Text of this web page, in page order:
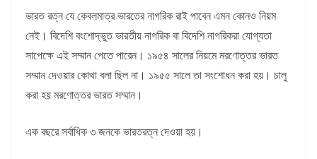
ভারত রত্ন যে কেবলমাত্র ভারতের নাগরিক রাই পাবেন এমন কোনও নিয়ম
নেই। বিদেশি বংশোদ্ভুত ভারতীয় নাগরিক বা বিদেশি নাগরিকরা যোগ্যতা
সাপেক্ষে এই সম্মান পেতে পারেন। ১৯৫৪ সালের নিয়মে মরণোত্তর ভারত
সম্মান দেওয়ার কোথা বলা ছিল না। ১৯৫৫ সালে তা সংশোধন করা হয়। চালু
করা হয় মরণোত্তর ভারত সম্মান।
এক বছরে সর্বাধিক ৩ জনকে ভারতরত্ন দেওয়া হয়।